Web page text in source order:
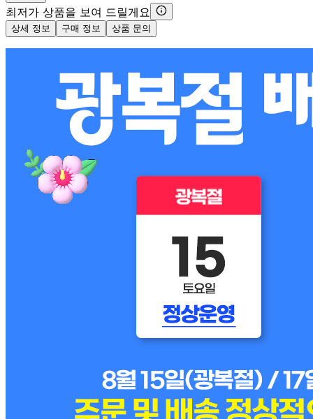
최저가 상품을 보여 드릴게요
상세 정보 구매 정보 상품 문의